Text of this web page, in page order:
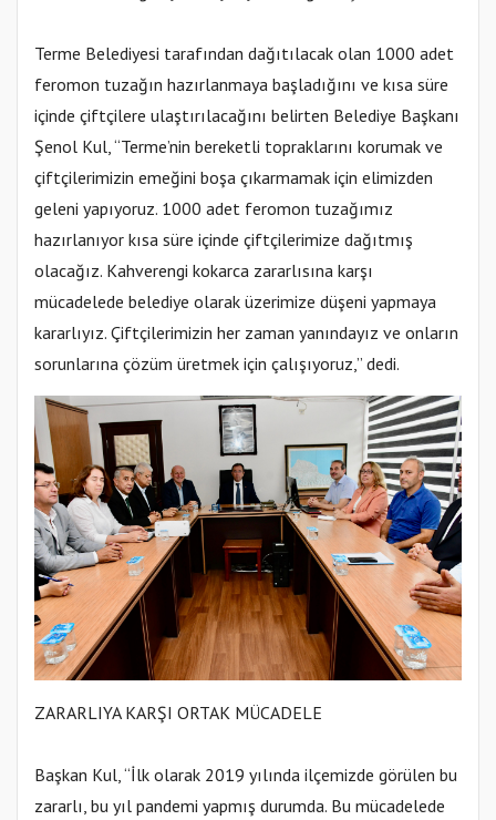
Terme Belediyesi tarafından dağıtılacak olan 1000 adet
feromon tuzağın hazırlanmaya başladığını ve kısa süre
içinde çiftçilere ulaştırılacağını belirten Belediye Başkanı
Şenol Kul, “Terme’nin bereketli topraklarını korumak ve
çiftçilerimizin emeğini boşa çıkarmamak için elimizden
geleni yapıyoruz. 1000 adet feromon tuzağımız
hazırlanıyor kısa süre içinde çiftçilerimize dağıtmış
olacağız. Kahverengi kokarca zararlısına karşı
mücadelede belediye olarak üzerimize düşeni yapmaya
kararlıyız. Çiftçilerimizin her zaman yanındayız ve onların
sorunlarına çözüm üretmek için çalışıyoruz,” dedi.
ZARARLIYA KARŞI ORTAK MÜCADELE
Başkan Kul, “İlk olarak 2019 yılında ilçemizde görülen bu
zararlı, bu yıl pandemi yapmış durumda. Bu mücadelede